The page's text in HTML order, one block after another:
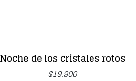
Noche de los cristales rotos
$19.900